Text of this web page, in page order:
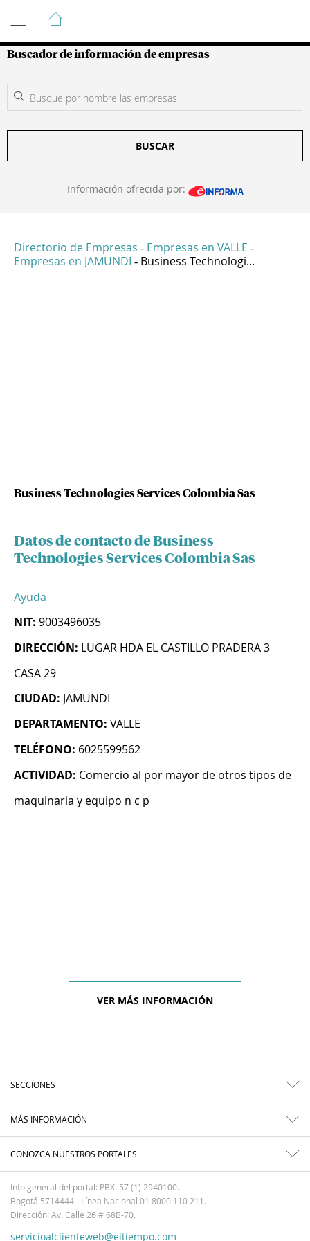
Guía de Empresas Colombianas
Buscador de información de empresas
BUSCAR
Información ofrecida por:
Directorio de Empresas - Empresas en VALLE -
Empresas en JAMUNDI - Business Technologi...
Business Technologies Services Colombia Sas
Datos de contacto de Business
Technologies Services Colombia Sas
Ayuda
NIT: 9003496035
DIRECCIÓN: LUGAR HDA EL CASTILLO PRADERA 3
CASA 29
CIUDAD: JAMUNDI
DEPARTAMENTO: VALLE
TELÉFONO: 6025599562
ACTIVIDAD: Comercio al por mayor de otros tipos de
maquinaria y equipo n c p
VER MÁS INFORMACIÓN
SECCIONES
MÁS INFORMACIÓN
CONOZCA NUESTROS PORTALES
Info general del portal: PBX: 57 (1) 2940100.
Bogotá 5714444 - Línea Nacional 01 8000 110 211.
Dirección: Av. Calle 26 # 68B-70.
servicioalclienteweb@eltiempo.com